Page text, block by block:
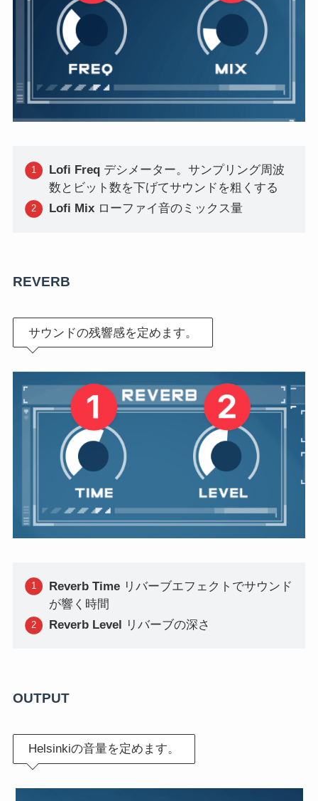
Lofi Freqデシメーター。サンプリング周波
数とビット数を下げてサウンドを粗くする
Lofi Mixローファイ音のミックス量
REVERB
サウンドの残響感を定めます。
Reverb Timeリバーブエフェクトでサウンド
が響く時間
Reverb Level リバーブの深さ
OUTPUT
Helsinkiの音量を定めます。